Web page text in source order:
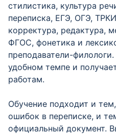
стилистика, культура
переписка, ЕГЭ, ОГЭ,
корректура, редактура,
ФГОС, фонетика и
преподаватели-
удобном темпе и
работам.
Обучение подходит и
ошибок в переписке, и
официальный документ.